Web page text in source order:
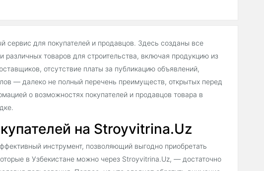
для покупателей и продавцов. Здесь созданы все
товаров для строительства, включая продукцию из
отсутствие платы за публикацию объявлений,
— далеко не полный перечень преимуществ, открытых перед
о возможностях покупателей и продавцов товара в
на Stroyvitrina.Uz
инструмент, позволяющий выгодно приобретать
в Узбекистане можно через Stroyvitrina.Uz, — достаточно